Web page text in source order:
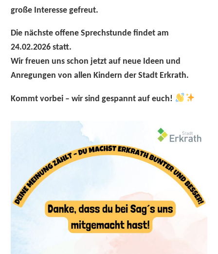
große Interesse gefreut.
Die nächste offene Sprechstunde findet am
24.02.2026 statt.
Wir freuen uns schon jetzt auf neue Ideen und
Anregungen vonallen Kindern der Stadt Erkrath.
Kommt vorbei – wir sind gespannt auf euch!